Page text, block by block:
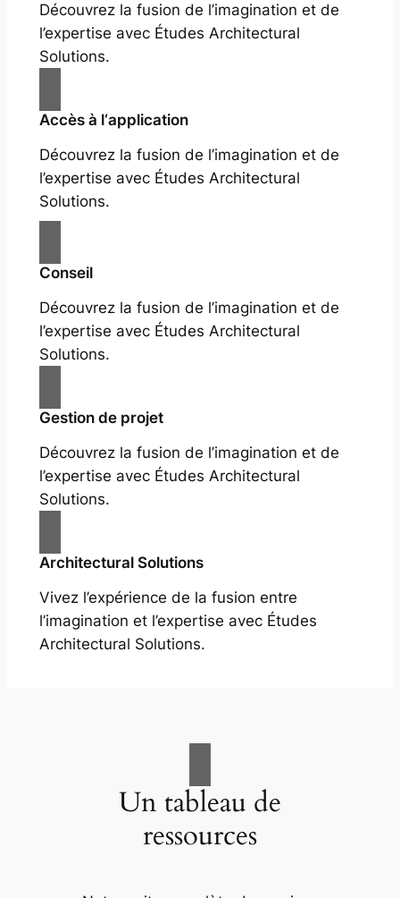
Découvrez la fusion de l’imagination et de
l’expertise avec Études Architectural
Solutions.
Accès à l‘application
Découvrez la fusion de l’imagination et de
l’expertise avec Études Architectural
Solutions.
Conseil
Découvrez la fusion de l’imagination et de
l’expertise avec Études Architectural
Solutions.
Gestion de projet
Découvrez la fusion de l’imagination et de
l’expertise avec Études Architectural
Solutions.
Architectural Solutions
Vivez l’expérience de la fusion entre
l’imagination et l’expertise avec Études
Architectural Solutions.
Un tableau de
ressources